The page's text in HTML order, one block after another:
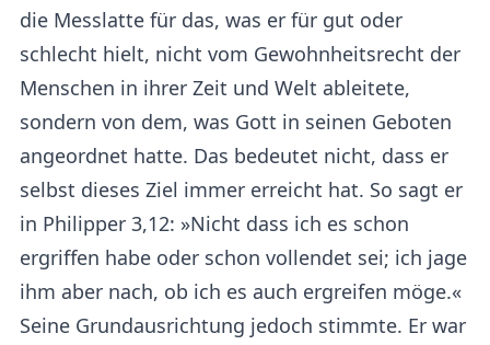
die Messlatte für das, was er für gut oder
schlecht hielt, nicht vom Gewohnheitsrecht der
Menschen in ihrer Zeit und Welt ableitete,
sondern von dem, was Gott in seinen Geboten
angeordnet hatte. Das bedeutet nicht, dass er
selbst dieses Ziel immer erreicht hat. So sagt er
in Philipper 3,12: »Nicht dass ich es schon
ergriffen habe oder schon vollendet sei; ich jage
ihm aber nach, ob ich es auch ergreifen möge.«
Seine Grundausrichtung jedoch stimmte. Er war